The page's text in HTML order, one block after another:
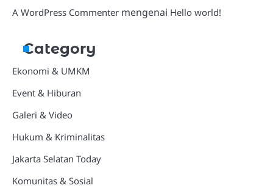
A WordPress Commenter mengenai Hello world!
Category
Ekonomi & UMKM
Event & Hiburan
Galeri & Video
Hukum & Kriminalitas
Jakarta Selatan Today
Komunitas & Sosial